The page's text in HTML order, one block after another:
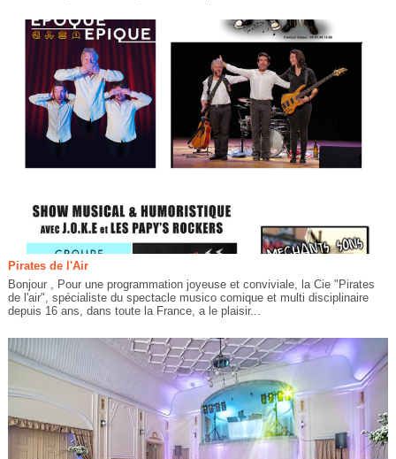
Pirates de l'Air
Bonjour , Pour une programmation joyeuse et conviviale, la Cie "Pirates
de l'air", spécialiste du spectacle musico comique et multi disciplinaire
depuis 16 ans, dans toute la France, a le plaisir...